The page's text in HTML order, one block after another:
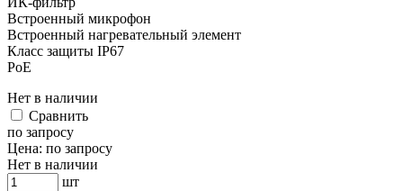
Встроенный микрофон
Встроенный нагревательный элемент
Класс защиты IР67
PoE
Нет в наличии
Cравнить
по запросу
Цена: по запросу
Нет в наличии
шт